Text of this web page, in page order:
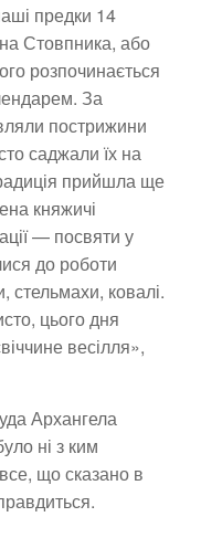
предки 14
Стовпника, або
розпочинається
За
пострижини
саджали їх на
прийшла ще
княжичі
— посвяти у
до роботи
стельмахи, ковалі.
цього дня
весілля»,
Архангела
ні з ким
що сказано в